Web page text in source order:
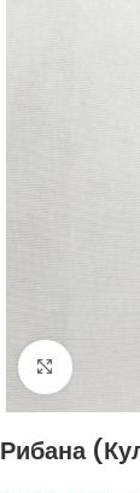
Рибана